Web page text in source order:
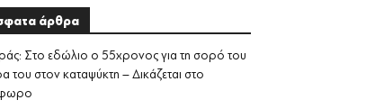
άρθρα
Στο εδώλιο ο 55χρονος για τη σορό του
του στον καταψύκτη – Δικάζεται στο